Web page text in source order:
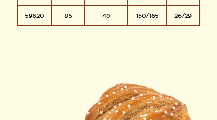
59620 85 40 160/165 26/29